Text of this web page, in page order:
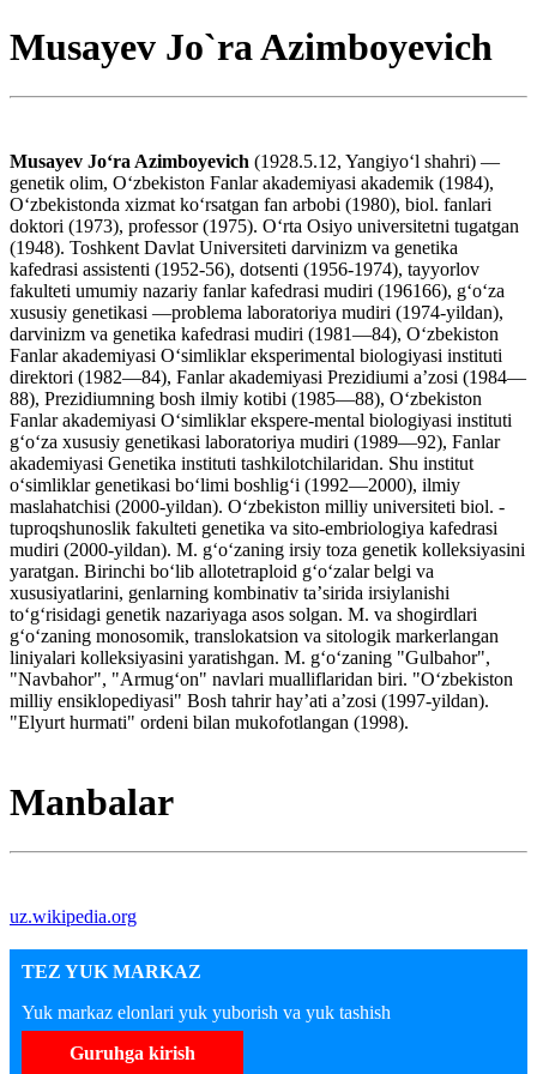
Musayev Jo`ra Azimboyevich
Musayev Joʻra Azimboyevich (1928.5.12, Yangiyoʻl shahri) —
genetik olim, Oʻzbekiston Fanlar akademiyasi akademik (1984),
Oʻzbekistonda xizmat koʻrsatgan fan arbobi (1980), biol. fanlari
doktori (1973), professor (1975). Oʻrta Osiyo universitetni tugatgan
(1948). Toshkent Davlat Universiteti darvinizm va genetika
kafedrasi assistenti (1952-56), dotsenti (1956-1974), tayyorlov
fakulteti umumiy nazariy fanlar kafedrasi mudiri (196166), gʻoʻza
xususiy genetikasi —problema laboratoriya mudiri (1974-yildan),
darvinizm va genetika kafedrasi mudiri (1981—84), Oʻzbekiston
Fanlar akademiyasi Oʻsimliklar eksperimental biologiyasi instituti
direktori (1982—84), Fanlar akademiyasi Prezidiumi aʼzosi (1984—
88), Prezidiumning bosh ilmiy kotibi (1985—88), Oʻzbekiston
Fanlar akademiyasi Oʻsimliklar ekspere-mental biologiyasi instituti
gʻoʻza xususiy genetikasi laboratoriya mudiri (1989—92), Fanlar
akademiyasi Genetika instituti tashkilotchilaridan. Shu institut
oʻsimliklar genetikasi boʻlimi boshligʻi (1992—2000), ilmiy
maslahatchisi (2000-yildan). Oʻzbekiston milliy universiteti biol. -
tuproqshunoslik fakulteti genetika va sito-embriologiya kafedrasi
mudiri (2000-yildan). M. gʻoʻzaning irsiy toza genetik kolleksiyasini
yaratgan. Birinchi boʻlib allotetraploid gʻoʻzalar belgi va
xususiyatlarini, genlarning kombinativ taʼsirida irsiylanishi
toʻgʻrisidagi genetik nazariyaga asos solgan. M. va shogirdlari
gʻoʻzaning monosomik, translokatsion va sitologik markerlangan
liniyalari kolleksiyasini yaratishgan. M. gʻoʻzaning "Gulbahor",
"Navbahor", "Armugʻon" navlari mualliflaridan biri. "Oʻzbekiston
milliy ensiklopediyasi" Bosh tahrir hayʼati aʼzosi (1997-yildan).
"Elyurt hurmati" ordeni bilan mukofotlangan (1998).
Manbalar
uz.wikipedia.org
TEZ YUK MARKAZ
Yuk markaz elonlari yuk yuborish va yuk tashish
Guruhga kirish